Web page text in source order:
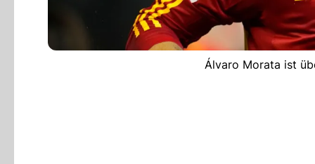
Álvaro Morata ist